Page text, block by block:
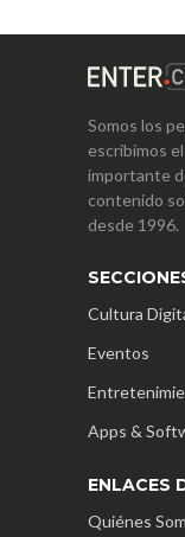
Somos los
escribimos
importante
contenido
desde 1996.
Cultura
Eventos
Apps &
ENLACES
Quiénes